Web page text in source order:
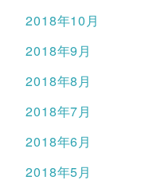
2018年10月
2018年9月
2018年8月
2018年7月
2018年6月
2018年5月